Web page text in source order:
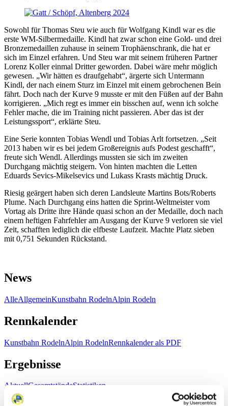
Sowohl für Thomas Steu wie auch für Wolfgang Kindl war es die
erste WM-Silbermedaille. Kindl hat zwar schon eine Gold- und drei
Bronzemedaillen zuhause in seinem Trophäenschrank, die hat er
sich im Einzel erfahren. Und Steu war mit seinem früheren Partner
Lorenz Koller einmal Dritter geworden. Dabei wäre mehr möglich
gewesen. „Wir hätten es draufgehabt“, ärgerte sich Untermann
Kindl, der nach einem Sturz im Einzel mit einem gebrochenen Bein
fährt. Doch nach der Kurve 9 musste er mit den Füßen auf der Bahn
korrigieren. „Mich regt es immer ein bisschen auf, wenn ich solche
Fehler mache, die im Training nicht passieren. Aber das ist der
Leistungssport“, erklärte Steu.
Eine Serie konnten Tobias Wendl und Tobias Arlt fortsetzen. „Seit
2013 haben wir es bei jedem Großereignis aufs Podest geschafft“,
freute sich Wendl. Allerdings mussten sie sich im zweiten
Durchgang mächtig steigern. Von hinten machten die Letten
Eduards Sevics-Mikelsevics und Lukass Krasts mächtig Druck.
Riesig geärgert haben sich deren Landsleute Martins Bots/Roberts
Plume. Nach Durchgang eins hatten die Sprint-Weltmeister vom
Vortag als Dritte ihre Hände quasi schon an der Medaille, doch nach
einem heftigen Fahrfehler am Ausgang der Kurve 9 verloren sie viel
Zeit, schafften lediglich die elfbeste Laufzeit. Machte Platz sieben
mit 0,751 Sekunden Rückstand.
News
AlleAllgemeinKunstbahn RodelnAlpin Rodeln
Rennkalender
Kunstbahn RodelnAlpin RodelnRennkalender als PDF
Ergebnisse
AktuellGesamtständeStatistiken